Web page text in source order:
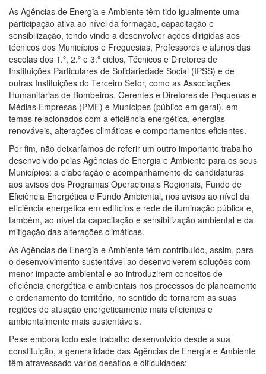
As Agências de Energia e Ambiente têm tido igualmente uma
participação ativa ao nível da formação, capacitação e
sensibilização, tendo vindo a desenvolver ações dirigidas aos
técnicos dos Municípios e Freguesias, Professores e alunos das
escolas dos 1.º, 2.º e 3.º ciclos, Técnicos e Diretores de
Instituições Particulares de Solidariedade Social (IPSS) e de
outras Instituições do Terceiro Setor, como as Associações
Humanitárias de Bombeiros, Gerentes e Diretores de Pequenas e
Médias Empresas (PME) e Munícipes (público em geral), em
temas relacionados com a eficiência energética, energias
renováveis, alterações climáticas e comportamentos eficientes.
Por fim, não deixaríamos de referir um outro importante trabalho
desenvolvido pelas Agências de Energia e Ambiente para os seus
Municípios: a elaboração e acompanhamento de candidaturas
aos avisos dos Programas Operacionais Regionais, Fundo de
Eficiência Energética e Fundo Ambiental, nos avisos ao nível da
eficiência energética em edifícios e rede de iluminação pública e,
também, ao nível da capacitação e sensibilização ambiental e da
mitigação das alterações climáticas.
As Agências de Energia e Ambiente têm contribuído, assim, para
o desenvolvimento sustentável ao desenvolverem soluções com
menor impacte ambiental e ao introduzirem conceitos de
eficiência energética e ambientais nos processos de planeamento
e ordenamento do território, no sentido de tornarem as suas
regiões de atuação energeticamente mais eficientes e
ambientalmente mais sustentáveis.
Pese embora todo este trabalho desenvolvido desde a sua
constituição, a generalidade das Agências de Energia e Ambiente
têm atravessado vários desafios e dificuldades: